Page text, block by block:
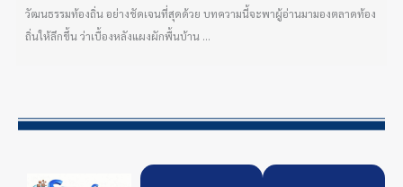
วัฒนธรรมท้องถิ่น อย่างชัดเจนที่สุดด้วย บทความนี้จะพาผู้อ่านมามองตลาดท้อง
ถิ่นให้ลึกขึ้น ว่าเบื้องหลังแผงผักพื้นบ้าน ...